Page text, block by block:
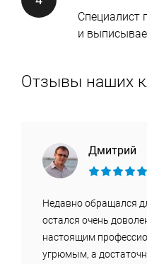
Специалист
и
Отзывы наших
Дмитрий
Недавно обращался
остался очень
настоящим
угрюмым, а